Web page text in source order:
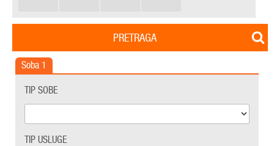
PRETRAGA
Soba 1
TIP SOBE
TIP USLUGE